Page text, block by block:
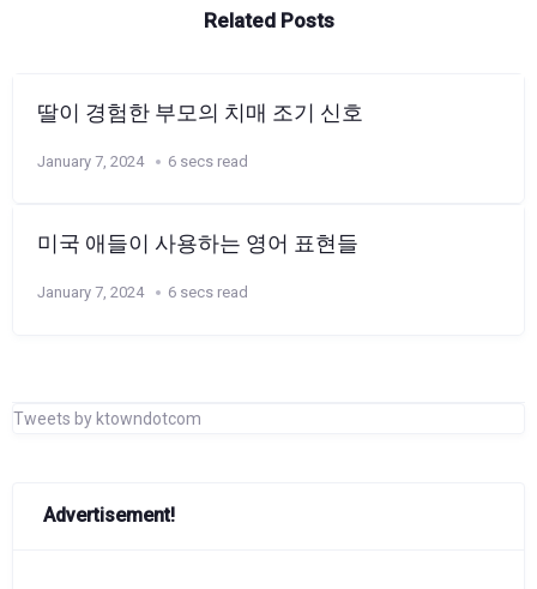
Related Posts
딸이 경험한 부모의 치매 조기 신호
January 7, 2024 6 secs read
미국 애들이 사용하는 영어 표현들
January 7, 2024 6 secs read
Tweets by ktowndotcom
Advertisement!